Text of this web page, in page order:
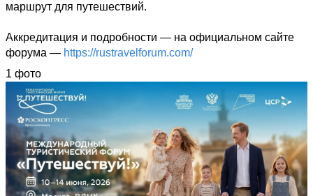
маршрут для путешествий.
Аккредитация и подробности — на официальном сайте
форума — https://rustravelforum.com/
1 фото